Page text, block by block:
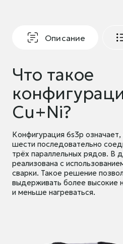
Описание
Что такое
Cu+Ni?
Конфигурация 6s3p
шести последовательно
трёх параллельных рядов. В
реализована с
сварки. Такое решение
выдерживать более высокие
и меньше нагреваться.